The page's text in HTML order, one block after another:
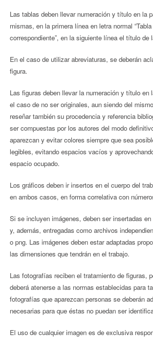
Las tablas deben llevar numeración y título en la
mismas, en la primera línea en letra normal
correspondiente”, en la siguiente línea el título de
En el caso de utilizar abreviaturas, se deberán
figura.
Las figuras deben llevar la numeración y título en
el caso de no ser originales, aun siendo del
reseñar también su procedencia y referencia
ser compuestas por los autores del modo
aparezcan y evitar colores siempre que sea
legibles, evitando espacios vacíos y
espacio ocupado.
Los gráficos deben ir insertos en el cuerpo del
en ambos casos, en forma correlativa con
Si se incluyen imágenes, deben ser insertadas
y, además, entregadas como archivos
o png. Las imágenes deben estar adaptadas
las dimensiones que tendrán en el trabajo.
Las fotografías reciben el tratamiento de figuras,
deberá atenerse a las normas establecidas para
fotografías que aparezcan personas se deberán
necesarias para que éstas no puedan ser
El uso de cualquier imagen es de exclusiva